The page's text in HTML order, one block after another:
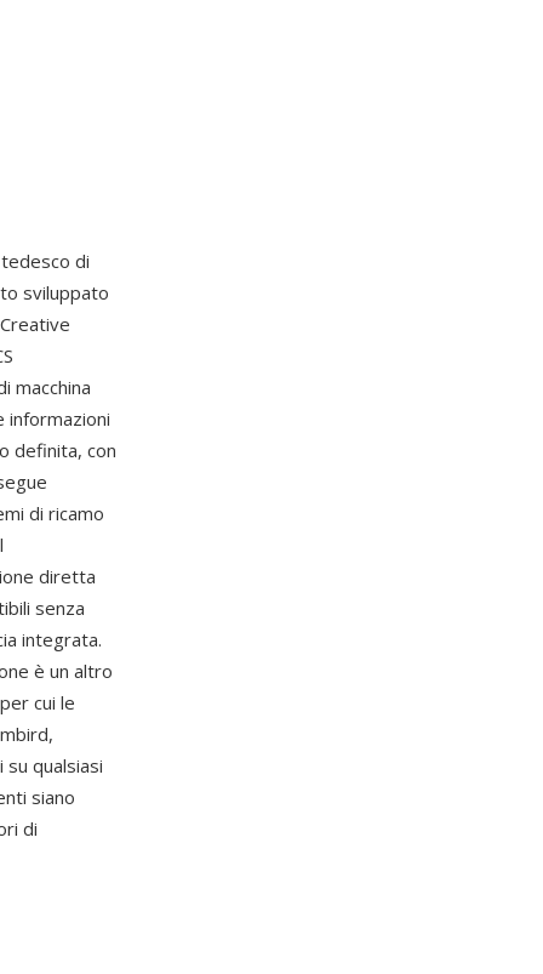
di
sviluppato
macchina
informazioni
definita, con
di ricamo
diretta
senza
integrata.
è un altro
cui le
qualsiasi
siano
di